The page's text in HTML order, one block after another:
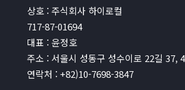
상호 : 주식회사 하이로컬
717-87-01694
대표 : 윤정호
주소 : 서울시 성동구 성수이로 22길 37,
연락처 : +82)10-7698-3847